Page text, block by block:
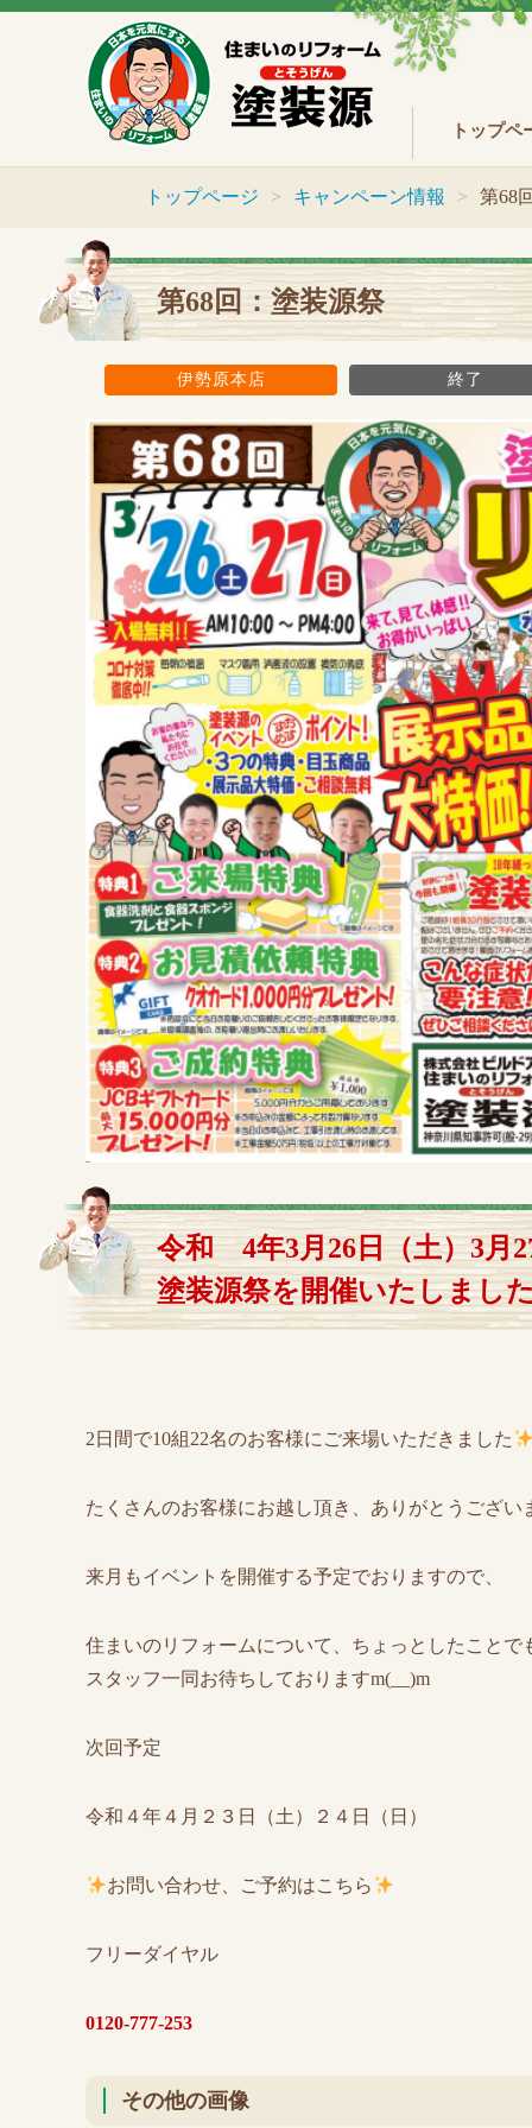
トップペ
トップページ キャンペーン情報 第68
第68回：塗装源祭
伊勢原本店 終了
令和 4年3月26日（土）3月
塗装源祭を開催いたしまし
2日間で10組22名のお客様にご来場いただきました
たくさんのお客様にお越し頂き、ありがとうござい
来月もイベントを開催する予定でおりますので、
住まいのリフォームについて、ちょっとしたこと
スタッフ一同お待ちしておりますm(__)m
次回予定
令和４年４月２３日（土）２４日（日）
お問い合わせ、ご予約はこちら
フリーダイヤル
0120-777-253
その他の画像